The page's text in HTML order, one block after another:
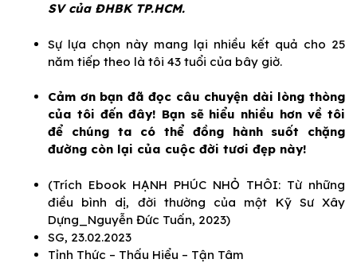
SV của ĐHBK TP.HCM.
Sự lựa chọn này mang lại nhiều kết quả cho 25
năm tiếp theo là tôi 43 tuổi của bây giờ.
Cảm ơn bạn đã đọc câu chuyện dài lòng thòng
của tôi đến đây! Bạn sẽ hiểu nhiều hơn về tôi
để chúng ta có thể đồng hành suốt chặng
đường còn lại của cuộc đời tươi đẹp này!
(Trích Ebook HẠNH PHÚC NHỎ THÔI: Từ những
điều bình dị, đời thường của một Kỹ Sư Xây
Dựng_Nguyễn Đức Tuấn, 2023)
SG, 23.02.2023
Tỉnh Thức – Thấu Hiểu – Tận Tâm